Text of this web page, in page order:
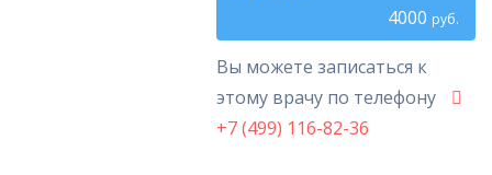
4000 руб.
Вы можете записаться к
этому врачу по телефону
+7 (499) 116-82-36